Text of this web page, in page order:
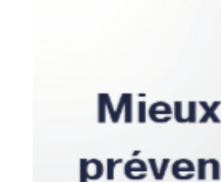
NOUS JOINDRE
SEARCH